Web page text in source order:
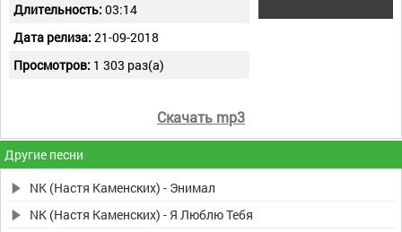
Длительность: 03:14
Дата релиза: 21-09-2018
Просмотров: 1 303 раз(а)
Скачать mp3
Другие песни
NK (Настя Каменских) - Энимал
NK (Настя Каменских) - Я Люблю Тебя